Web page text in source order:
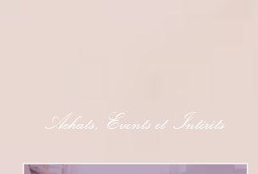
Achats, Events et Intérêts